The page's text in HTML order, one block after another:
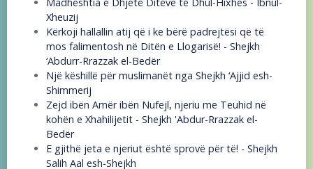
Xheuzij
Kërkoji hallallin atij që i ke bërë padrejtësi që të
mos falimentosh në Ditën e Llogarisë! - Shejkh
‘Abdurr-Rrazzak el-Bedër
Një këshillë për muslimanët nga Shejkh ‘Ajjid esh-
Shimmerij
Zejd ibën Amër ibën Nufejl, njeriu me Teuhid në
kohën e Xhahilijetit - Shejkh 'Abdur-Rrazzak el-
Bedër
E gjithë jeta e njeriut është sprovë për të! - Shejkh
Salih Aal esh-Shejkh